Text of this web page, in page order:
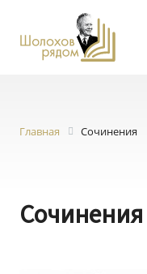
Главная Сочинения
Сочинения